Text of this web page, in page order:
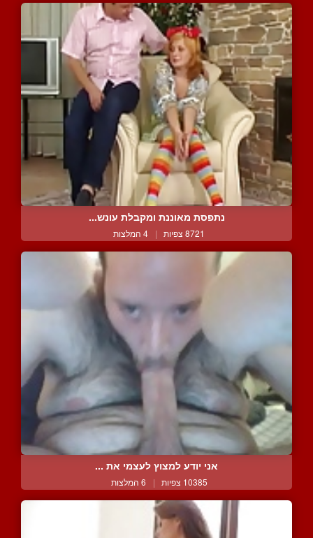
נתפסת מאוננת ומקבלת עונש...
8721 צפיות | 4 המלצות
אני יודע למצוץ לעצמי את ...
10385 צפיות | 6 המלצות